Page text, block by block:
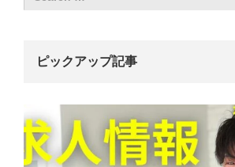
ピックアップ記事